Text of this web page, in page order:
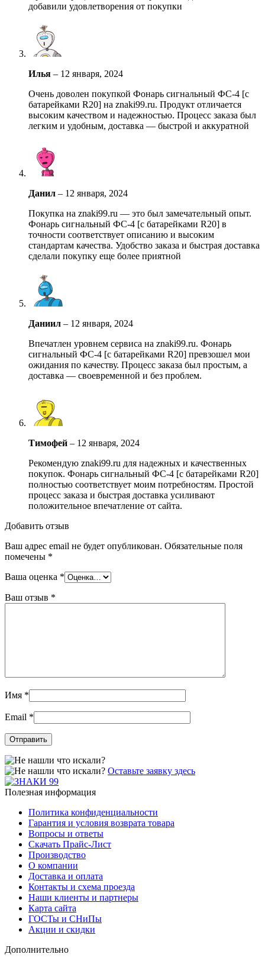
добавили удовлетворения от покупки
Илья – 12 января, 2024
Очень доволен покупкой Фонарь сигнальный ФС-4 [с
батарейками R20] на znaki99.ru. Продукт отличается
высоким качеством и надежностью. Процесс заказа был
легким и удобным, доставка — быстрой и аккуратной
Данил – 12 января, 2024
Покупка на znaki99.ru — это был замечательный опыт.
Фонарь сигнальный ФС-4 [с батарейками R20] в
точности соответствует описанию и высоким
стандартам качества. Удобство заказа и быстрая доставка
сделали покупку еще более приятной
Даниил – 12 января, 2024
Впечатлен уровнем сервиса на znaki99.ru. Фонарь
сигнальный ФС-4 [с батарейками R20] превзошел мои
ожидания по качеству. Процесс заказа был простым, а
доставка — своевременной и без проблем.
Тимофей – 12 января, 2024
Рекомендую znaki99.ru для надежных и качественных
покупок. Фонарь сигнальный ФС-4 [с батарейками R20]
полностью соответствует моим потребностям. Простой
процесс заказа и быстрая доставка усиливают
положительное впечатление от сайта.
Добавить отзыв
Ваш адрес email не будет опубликован. Обязательные поля
помечены *
Ваша оценка *
Ваш отзыв *
Имя *
Email *
Оставьте заявку здесь
Полезная информация
Политика конфиденциальности
Гарантия и условия возврата товара
Вопросы и ответы
Скачать Прайс-Лист
Производство
О компании
Доставка и оплата
Контакты и схема проезда
Наши клиенты и партнеры
Карта сайта
ГОСТы и СНиПы
Акции и скидки
Дополнительно